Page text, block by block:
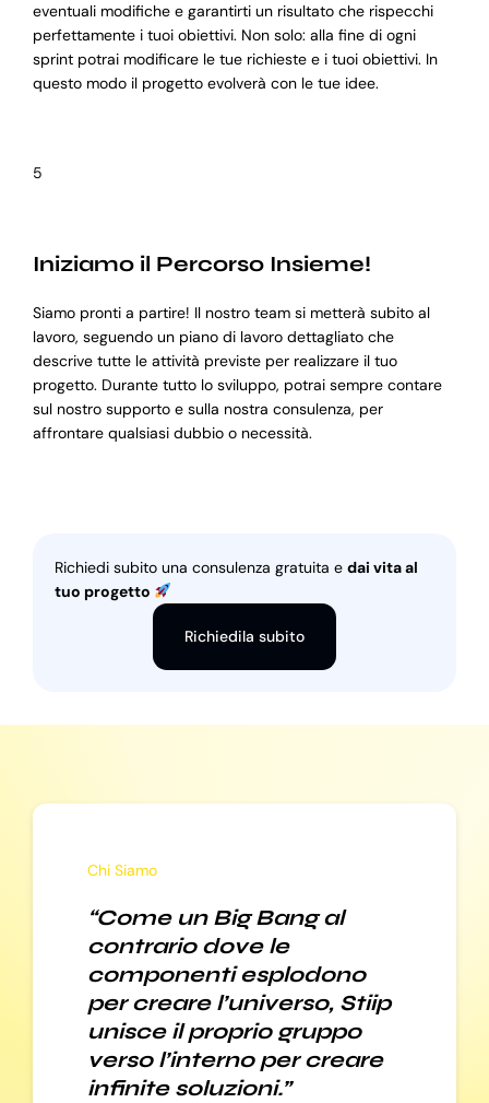
eventuali modifiche e garantirti un risultato che rispecchi
perfettamente i tuoi obiettivi. Non solo: alla fine di ogni
sprint potrai modificare le tue richieste e i tuoi obiettivi. In
questo modo il progetto evolverà con le tue idee.
5
Iniziamo il Percorso Insieme!
Siamo pronti a partire! Il nostro team si metterà subito al
lavoro, seguendo un piano di lavoro dettagliato che
descrive tutte le attività previste per realizzare il tuo
progetto. Durante tutto lo sviluppo, potrai sempre contare
sul nostro supporto e sulla nostra consulenza, per
affrontare qualsiasi dubbio o necessità.
Richiedi subito una consulenza gratuita e dai vita al
tuo progetto
Richiedila subito
Chi Siamo
“Come un Big Bang al
contrario dove le
componenti esplodono
per creare l’universo, Stiip
unisce il proprio gruppo
verso l’interno per creare
infinite soluzioni.”